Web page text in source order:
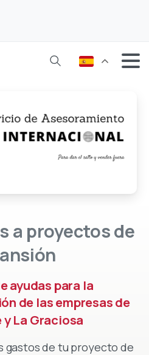
a proyectosde
ayudas para la
de lasempresasde
yLa Graciosa
gastos de tu proyecto de